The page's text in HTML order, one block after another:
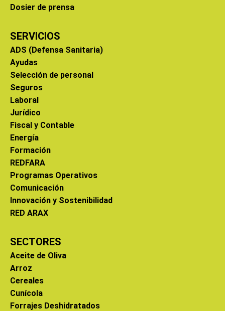
Dosier de prensa
SERVICIOS
ADS (Defensa Sanitaria)
Ayudas
Selección de personal
Seguros
Laboral
Jurídico
Fiscal y Contable
Energía
Formación
REDFARA
Programas Operativos
Comunicación
Innovación y Sostenibilidad
RED ARAX
SECTORES
Aceite de Oliva
Arroz
Cereales
Cunícola
Forrajes Deshidratados